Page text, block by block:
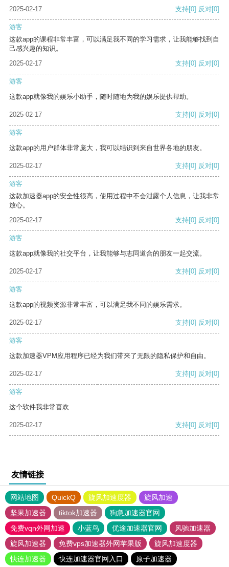
2025-02-17
支持[0] 反对[0]
游客
这款app的课程非常丰富，可以满足我不同的学习需求，让我能够找到自
己感兴趣的知识。
2025-02-17
支持[0] 反对[0]
游客
这款app就像我的娱乐小助手，随时随地为我的娱乐提供帮助。
2025-02-17 支持[0] 反对[0]
游客
这款app的用户群体非常庞大，我可以结识到来自世界各地的朋友。
2025-02-17 支持[0] 反对[0]
游客
这款加速器app的安全性很高，使用过程中不会泄露个人信息，让我非常
放心。
2025-02-17
支持[0] 反对[0]
游客
这款app就像我的社交平台，让我能够与志同道合的朋友一起交流。
2025-02-17 支持[0] 反对[0]
游客
这款app的视频资源非常丰富，可以满足我不同的娱乐需求。
2025-02-17 支持[0] 反对[0]
游客
这款加速器VPM应用程序已经为我们带来了无限的隐私保护和自由。
2025-02-17 支持[0] 反对[0]
游客
这个软件我非常喜欢
2025-02-17 支持[0] 反对[0]
友情链接
网站地图 QuickQ 旋风加速度器
旋风加速
坚果加速器
tiktok加速器
狗急加速器官网
免费vqn外网加速
小蓝鸟 优途加速器官网
风驰加速器
旋风加速器
免费vps加速器外网苹果版
旋风加速度器
快连加速器
快连加速器官网入口 原子加速器